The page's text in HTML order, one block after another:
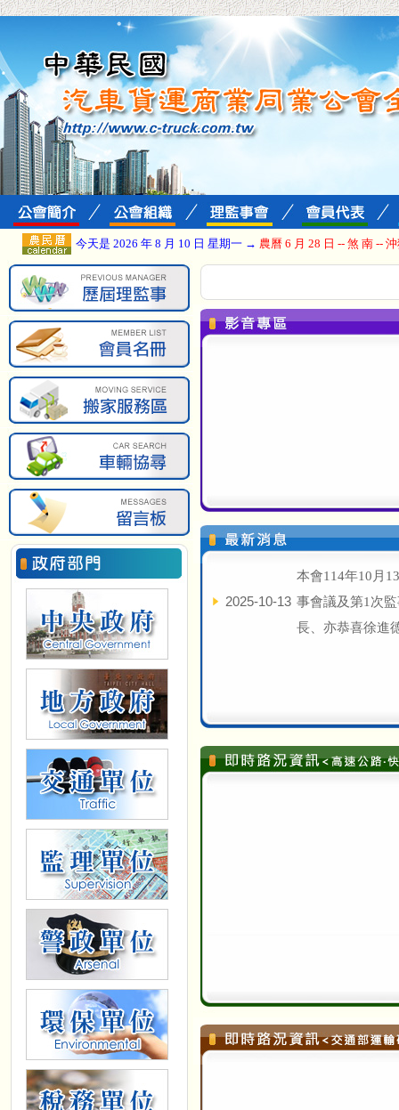
今天是 2026 年 8 月 10 日 星期一 → 農曆 6 月 28 日 -- 煞 南 --
2025-10-13
本會114年10月
事會議及第1次
長、亦恭喜徐進